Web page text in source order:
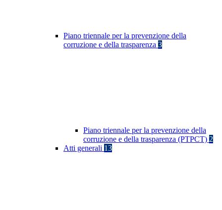
Piano triennale per la prevenzione della
corruzione e della trasparenza 3
Piano triennale per la prevenzione della
corruzione e della trasparenza (PTPCT) 2
Atti generali 13